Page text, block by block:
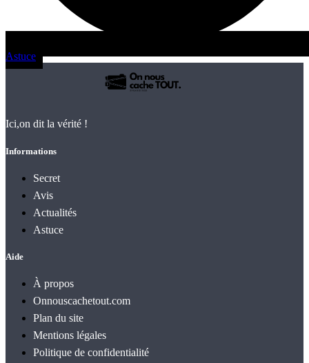
Astuce
Ici,on dit la vérité !
Informations
Secret
Avis
Actualités
Astuce
Aide
À propos
Onnouscachetout.com
Plan du site
Mentions légales
Politique de confidentialité